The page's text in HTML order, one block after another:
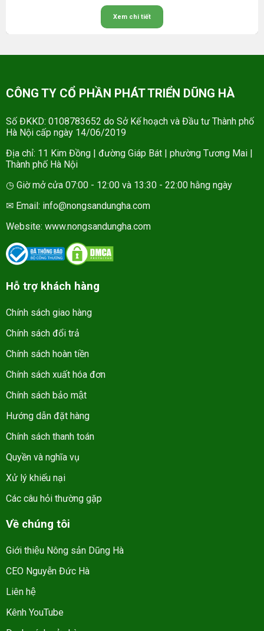
Xem chi tiết
CÔNG TY CỔ PHẦN PHÁT TRIỂN DŨNG HÀ
Số ĐKKD: 0108783652 do Sở Kế hoạch và Đầu tư Thành phố
Hà Nội cấp ngày 14/06/2019
Địa chỉ: 11 Kim Đồng | đường Giáp Bát | phường Tương Mai |
Thành phố Hà Nội
◷ Giờ mở cửa 07:00 - 12:00 và 13:30 - 22:00 hằng ngày
✉ Email: info@nongsandungha.com
Website: www.nongsandungha.com
Hỗ trợ khách hàng
Chính sách giao hàng
Chính sách đổi trả
Chính sách hoàn tiền
Chính sách xuất hóa đơn
Chính sách bảo mật
Hướng dẫn đặt hàng
Chính sách thanh toán
Quyền và nghĩa vụ
Xử lý khiếu nại
Các câu hỏi thường gặp
Về chúng tôi
Giới thiệu Nông sản Dũng Hà
CEO Nguyễn Đức Hà
Liên hệ
Kênh YouTube